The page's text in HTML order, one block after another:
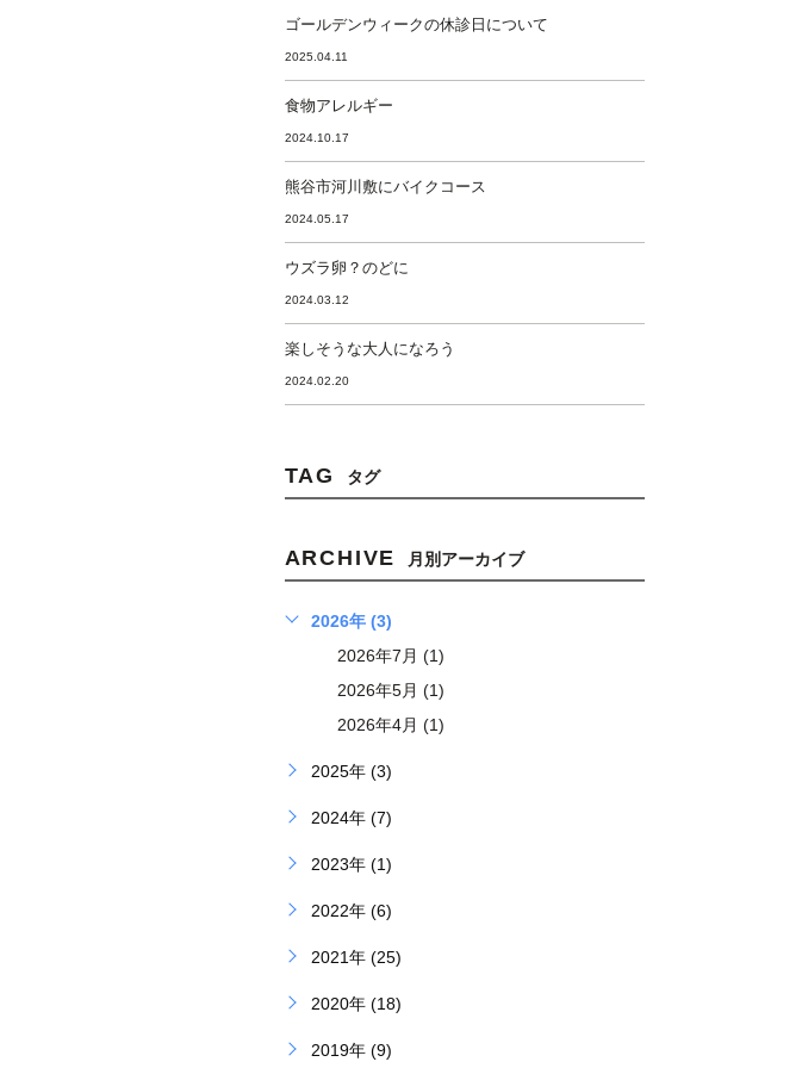
ゴールデンウィークの休診日について
2025.04.11
食物アレルギー
2024.10.17
熊谷市河川敷にバイクコース
2024.05.17
ウズラ卵？のどに
2024.03.12
楽しそうな大人になろう
2024.02.20
TAG タグ
ARCHIVE 月別アーカイブ
2026年 (3)
2026年7月 (1)
2026年5月 (1)
2026年4月 (1)
2025年 (3)
2024年 (7)
2023年 (1)
2022年 (6)
2021年 (25)
2020年 (18)
2019年 (9)